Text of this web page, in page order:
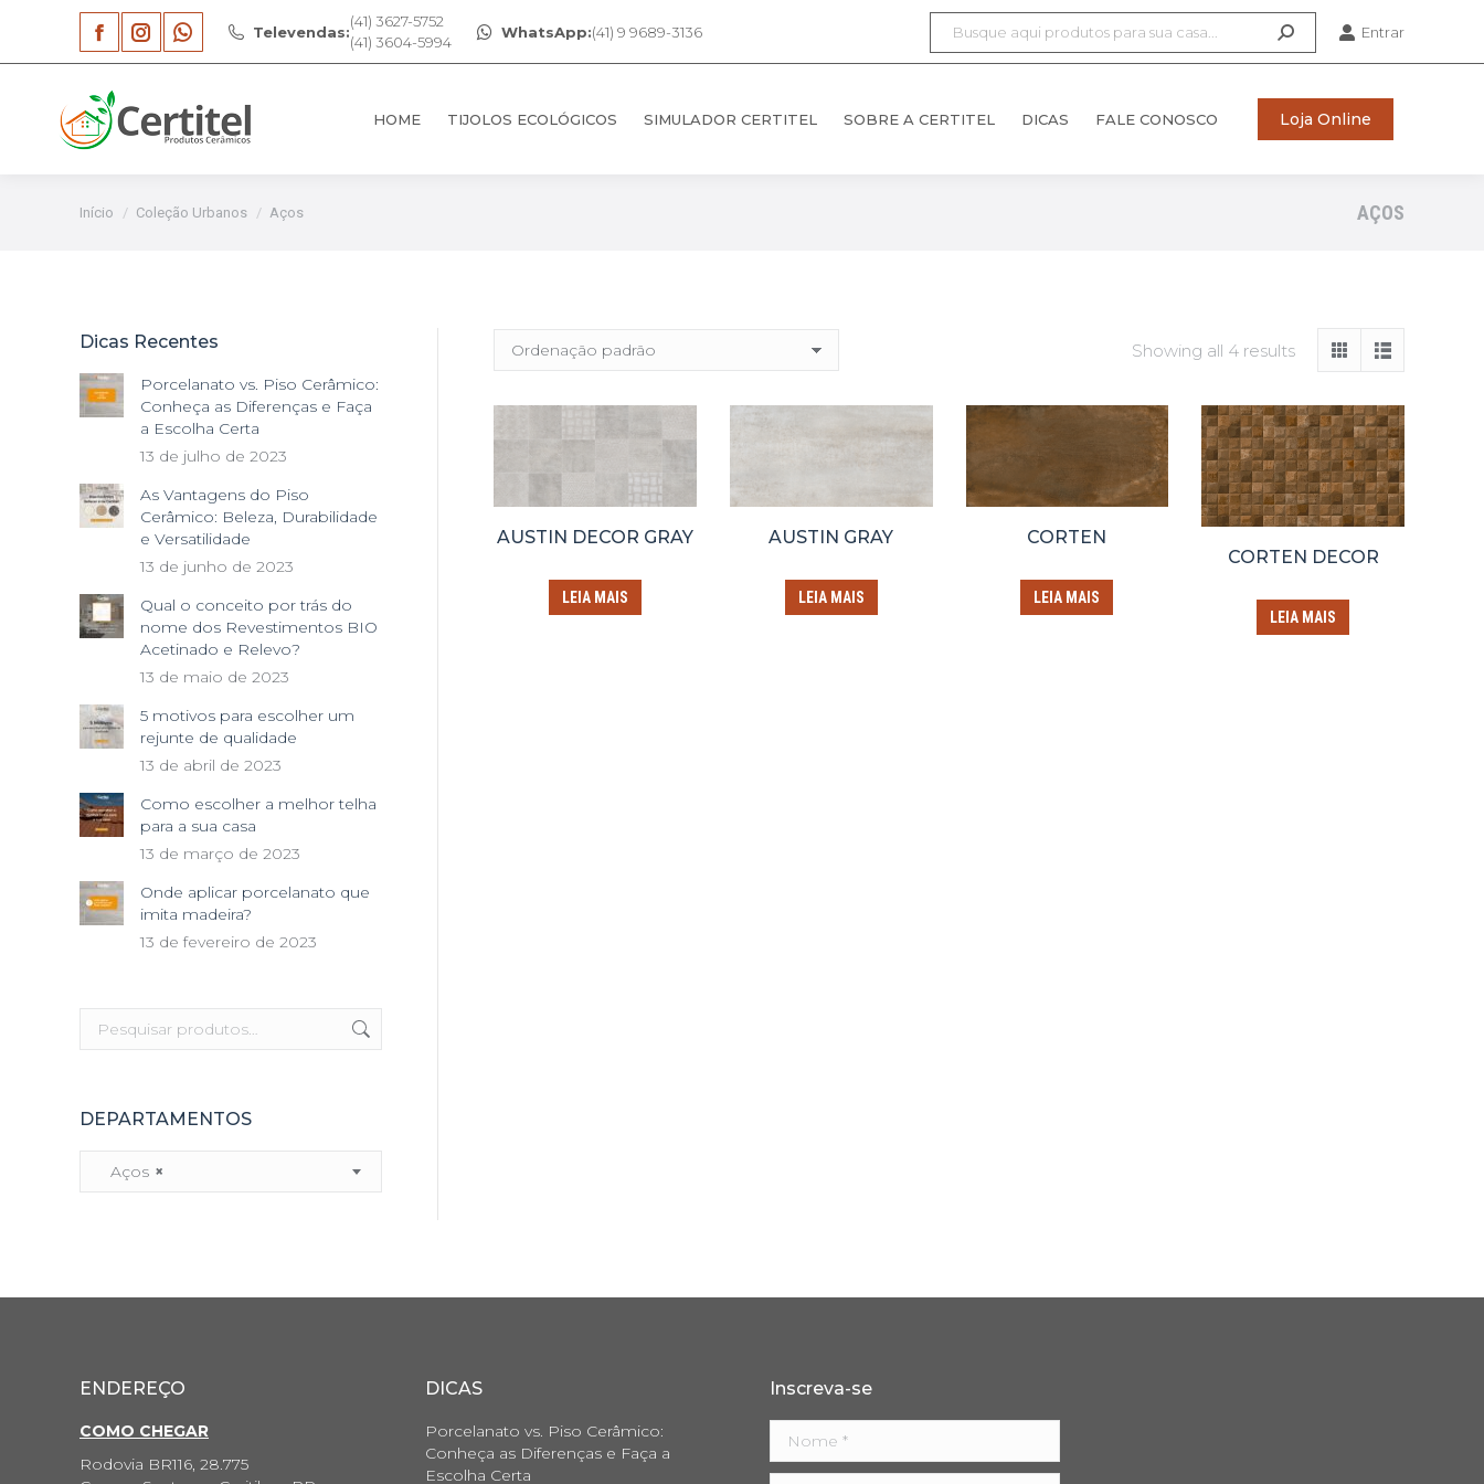
Facebook
page
opens
new
Instagram
opens
new
Whatsapp
opens
new
Televendas:
(41) 3627-5752
(41) 3604-5994
WhatsApp:(41) 9 9689-3136 Entrar
HOME TIJOLOS ECOLÓGICOS SIMULADOR CERTITEL SOBRE A CERTITEL DICAS FALE CONOSCO Loja Online
Você está aqui:
Início Coleção Urbanos Aços AÇOS
Showing all 4 results
AUSTIN DECOR GRAY
LEIA MAIS
AUSTIN GRAY
LEIA MAIS
CORTEN
LEIA MAIS
CORTEN DECOR
LEIA MAIS
Dicas Recentes
Porcelanato vs. Piso Cerâmico:
Conheça as Diferenças e Faça
a Escolha Certa
13 de julho de 2023
As Vantagens do Piso
Cerâmico: Beleza, Durabilidade
e Versatilidade
13 de junho de 2023
Qual o conceito por trás do
nome dos Revestimentos BIO
Acetinado e Relevo?
13 de maio de 2023
5 motivos para escolher um
rejunte de qualidade
13 de abril de 2023
Como escolher a melhor telha
para a sua casa
13 de março de 2023
Onde aplicar porcelanato que
imita madeira?
13 de fevereiro de 2023
DEPARTAMENTOS
×
Aços
ENDEREÇO
COMO CHEGAR
Rodovia BR116, 28.775
DICAS
Porcelanato vs. Piso Cerâmico:
Conheça as Diferenças e Faça a
Escolha Certa
Inscreva-se
HOME TIJOLOS ECOLÓGICOS SIMULADOR CERTITEL SOBRE A CERTITEL DICAS FALE CONOSCO Loja Online